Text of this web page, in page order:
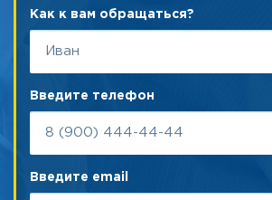
Как к вам обращаться?
Введите телефон
Введите email